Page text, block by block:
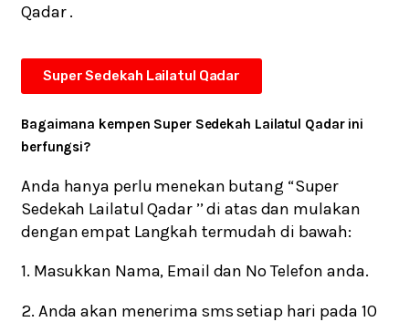
Qadar .
Super Sedekah Lailatul Qadar
Bagaimana kempen Super Sedekah Lailatul Qadar ini
berfungsi?
Anda hanya perlu menekan butang “Super
Sedekah Lailatul Qadar ’’ di atas dan mulakan
dengan empat Langkah termudah di bawah:
1. Masukkan Nama, Email dan No Telefon anda.
2. Anda akan menerima sms setiap hari pada 10